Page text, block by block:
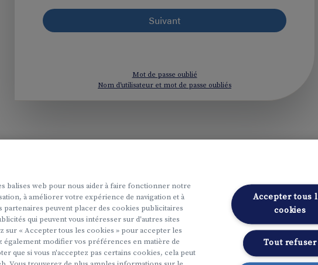
Mot de passe oublié
Nom d'utilisateur et mot de passe oubliés
balises web pour nous aider à faire fonctionner notre
à améliorer votre expérience de navigation et à
peuvent placer des cookies publicitaires
qui peuvent vous intéresser sur d'autres sites
sur « Accepter tous les cookies » pour accepter les
également modifier vos préférences en matière de
que si vous n'acceptez pas certains cookies, cela peut
Accepter tous
cookies
Tout refuser